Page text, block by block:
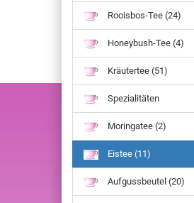
Rooisbos-Tee (24)
Honeybush-Tee (4)
Kräutertee (51)
Spezialitäten
Moringatee (2)
Eistee (11)
Aufgussbeutel (20)